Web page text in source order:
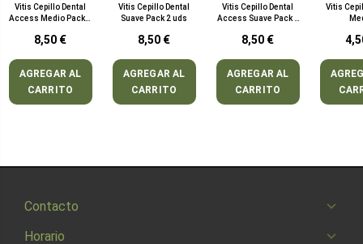
Vitis Cepillo Dental
Access Medio Pack 2
8,50 €
AGREGAR AL
CARRITO
Vitis Cepillo Dental
Suave Pack 2 uds
8,50 €
AGREGAR AL
CARRITO
Vitis Cepillo Dental
Access Suave Pack 2
8,50 €
AGREGAR AL
CARRITO
Vitis
Contacto
Horario